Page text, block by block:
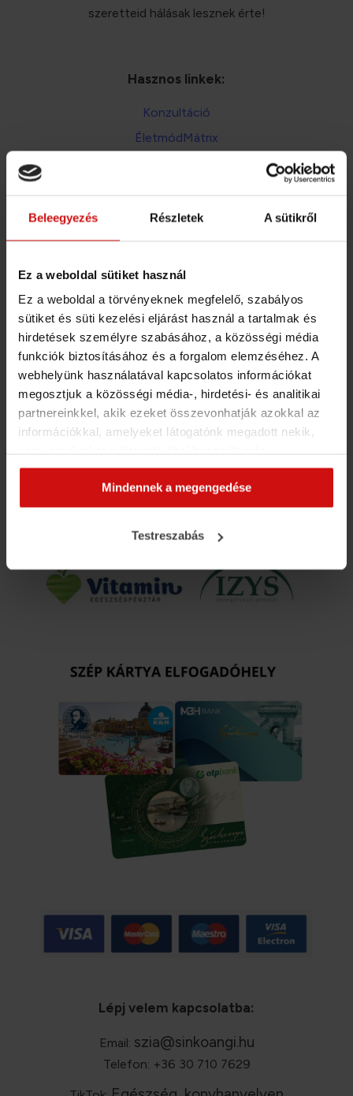
Beleegyezés Részletek A sütikről
Ez a weboldal sütiket használ
Ez a weboldal a törvényeknek megfelelő, szabályos
sütiket és süti kezelési eljárást használ a tartalmak és
hirdetések személyre szabásához, a közösségi média
funkciók biztosításához és a forgalom elemzéséhez. A
webhelyünk használatával kapcsolatos információkat
megosztjuk a közösségi média-, hirdetési- és analitikai
partnereinkkel, akik ezeket összevonhatják azokkal az
információkkal, amelyeket látogatónk megadott nekik,
szolgáltatásokból gyűjtöttek. Elfogadásával segíti a
munkánkat és nagyobb felhasználói élményt
biztosíthatunk mi is látogatóinknak.
Mindennek a megengedése
Testreszabás
szeretteid hálásak lesznek érte!
Hasznos linkek:
Konzultáció
ÉletmódMátrix
Adatkezelési téjékoztató
SZÉP kártyával és EGÉSZSÉGPÉNZTÁR számlával
is fizethetsz!
Részletek: aFizetési lehetőségek aloldalon
Lépj velem kapcsolatba:
Email: szia@sinkoangi.hu
Telefon: +36 30 710 7629